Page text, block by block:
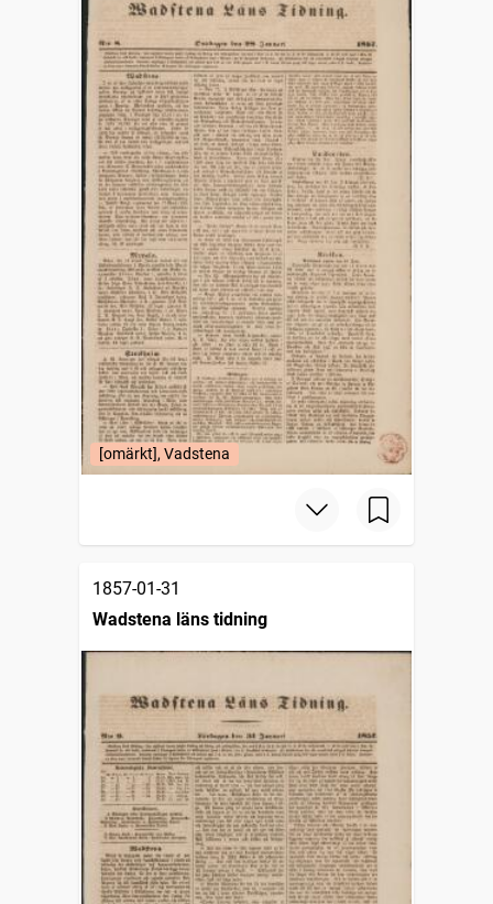
[omärkt], Vadstena
1857-01-31
Wadstena läns tidning